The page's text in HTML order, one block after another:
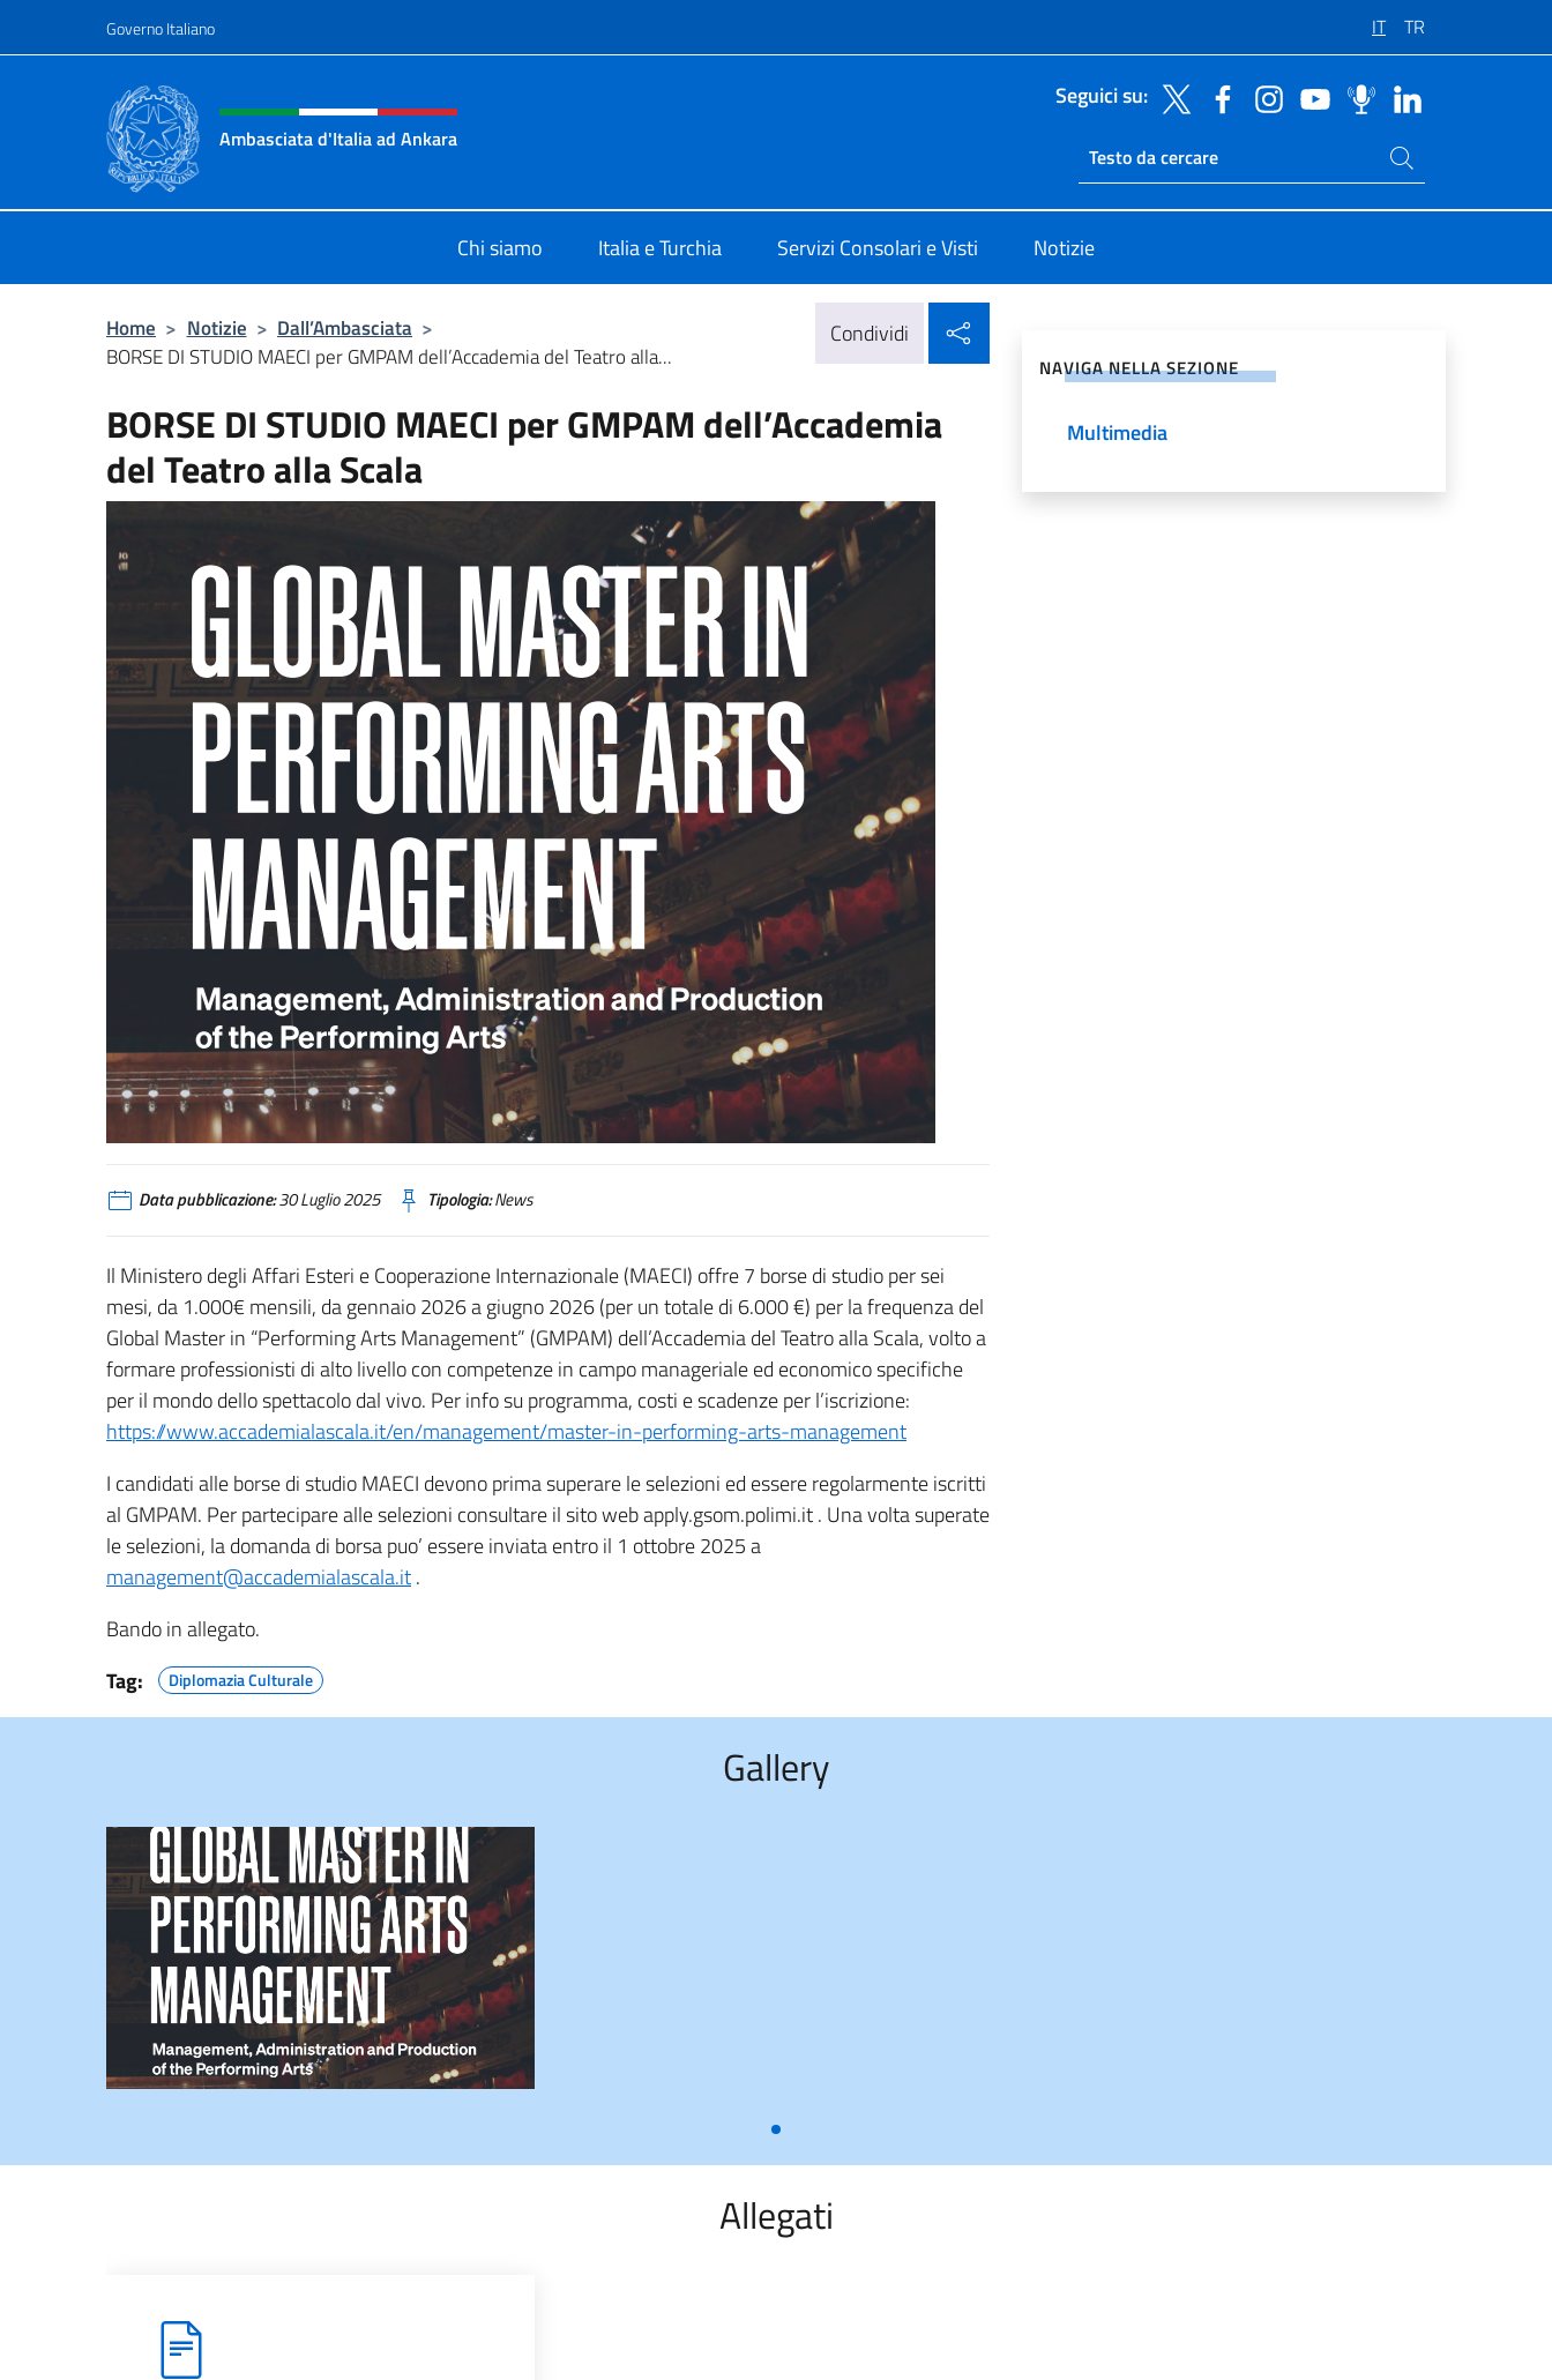
Governo Italiano IT TR
Intestazione sito, social e menù
Ambasciata d'Italia ad Ankara
Seguici su:
Ricerca sito live
Cerca nel sito
Chi siamo Italia e Turchia Servizi Consolari e Visti Notizie
Home > Notizie > Dall’Ambasciata >
BORSE DI STUDIO MAECI per GMPAM dell’Accademia del Teatro alla...
Condividi
BORSE DI STUDIO MAECI per GMPAM dell’Accademia
del Teatro alla Scala
Data pubblicazione:30 Luglio 2025 Tipologia:News
Il Ministero degli Affari Esteri e Cooperazione Internazionale (MAECI) offre 7 borse di studio per sei
mesi, da 1.000€ mensili, da gennaio 2026 a giugno 2026 (per un totale di 6.000 €) per la frequenza del
Global Master in “Performing Arts Management” (GMPAM) dell’Accademia del Teatro alla Scala, volto a
formare professionisti di alto livello con competenze in campo manageriale ed economico specifiche
per il mondo dello spettacolo dal vivo. Per info su programma, costi e scadenze per l’iscrizione:
https://www.accademialascala.it/en/management/master-in-performing-arts-management
I candidati alle borse di studio MAECI devono prima superare le selezioni ed essere regolarmente iscritti
al GMPAM. Per partecipare alle selezioni consultare il sito web apply.gsom.polimi.it . Una volta superate
le selezioni, la domanda di borsa puo’ essere inviata entro il 1 ottobre 2025 a
management@accademialascala.it.
Bando in allegato.
Tag:
Diplomazia Culturale
NAVIGA NELLA SEZIONE
Multimedia
Gallery
Allegati